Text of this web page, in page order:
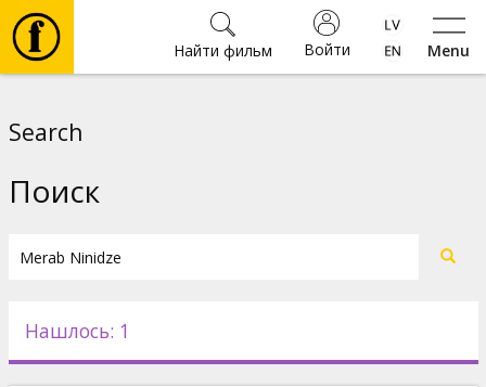
Menu
Войти
Найти фильм
Новости
Search
Поиск
Нашлось: 1